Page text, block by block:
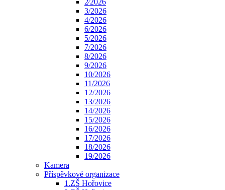
2⁄2026
3/2026
4/2026
6/2026
5/2026
7/2026
8/2026
9/2026
10/2026
11/2026
12/2026
13/2026
14/2026
15/2026
16/2026
17/2026
18/2026
19/2026
Kamera
Příspěvkové organizace
1.ZŠ Hořovice